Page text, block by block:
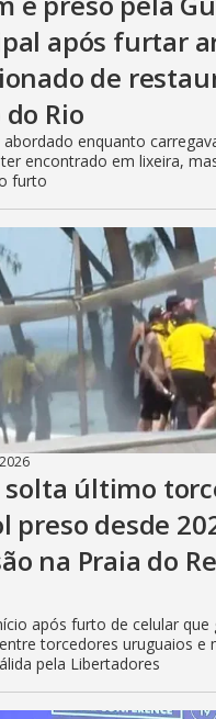
após furtar
de
Rio
enquanto
encontrado em lixeira,
furto
solta último
preso desde
na Praia do
após furto de celular que
torcedores uruguaios e
pela Libertadores